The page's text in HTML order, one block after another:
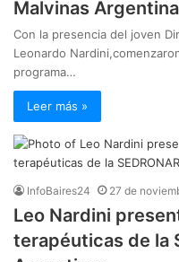
Malvinas
Con la presencia del joven
Leonardo
programa…
Leer más »
InfoBaires24 27 de
Leo Nardini
terapéuticas de la